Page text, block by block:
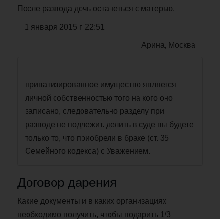
После развода дочь останеться с матерью.
1 января 2015 г. 22:51
Арина, Москва
приватизированное имущество является
личной собственностью того на кого оно
записано, следовательно разделу при
разводе не подлежит. делить в суде вы будете
только то, что приобрели в браке (ст. 35
Семейного кодекса) с Уважением.
Договор дарения
Какие документы и в каких организациях
необходимо получить, чтобы подарить 1/3